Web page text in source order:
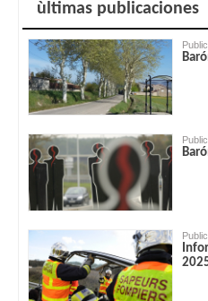
ùltimas publicaciones